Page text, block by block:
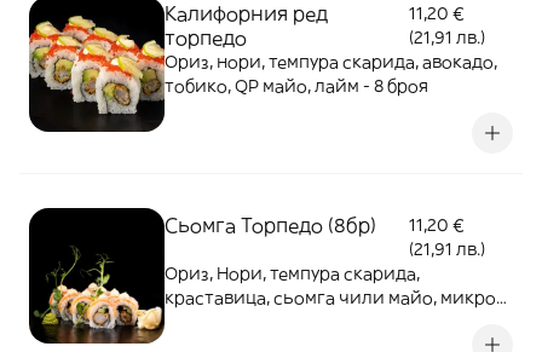
Калифорния ред
торпедо
11,20 €
(21,91 лв.)
Ориз, нори, темпура скарида, авокадо,
тобико, QP майо, лайм - 8 броя
Сьомга Торпедо (8бр)
11,20 €
(21,91 лв.)
Ориз, Нори, темпура скарида,
краставица, сьомга чили майо, микро